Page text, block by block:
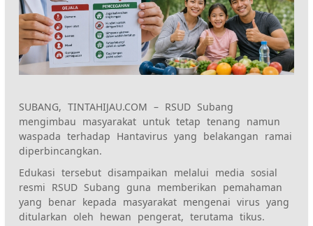
SUBANG, TINTAHIJAU.COM – RSUD Subang
mengimbau masyarakat untuk tetap tenang namun
waspada terhadap Hantavirus yang belakangan ramai
diperbincangkan.
Edukasi tersebut disampaikan melalui media sosial
resmi RSUD Subang guna memberikan pemahaman
yang benar kepada masyarakat mengenai virus yang
ditularkan oleh hewan pengerat, terutama tikus.